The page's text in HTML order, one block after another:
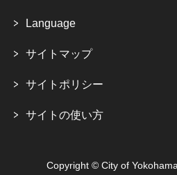
Language
サイトマップ
サイトポリシー
サイトの使い方
Copyright © City of